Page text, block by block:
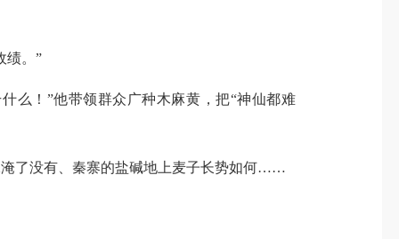
绩。”
么！”他带领群众广种木麻黄，把“神仙都难
淹了没有、秦寨的盐碱地上麦子长势如何……